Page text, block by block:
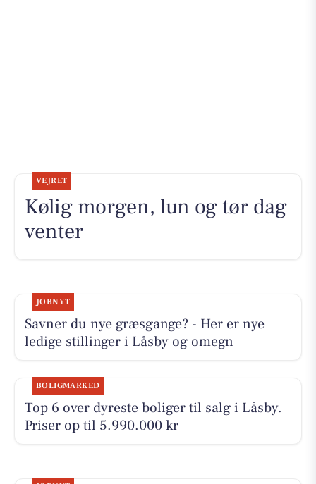
VEJRET
Kølig morgen, lun og tør dag
venter
JOBNYT
Savner du nye græsgange? - Her er nye
ledige stillinger i Låsby og omegn
BOLIGMARKED
Top 6 over dyreste boliger til salg i Låsby.
Priser op til 5.990.000 kr